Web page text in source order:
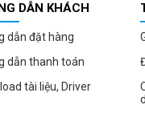
DẪN KHÁCH
dẫn đặt hàng
dẫn thanh toán
tài liệu, Driver